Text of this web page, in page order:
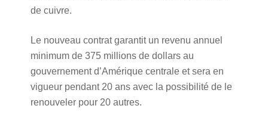
de cuivre.
Le nouveau contrat garantit un revenu annuel
minimum de 375 millions de dollars au
gouvernement d’Amérique centrale et sera en
vigueur pendant 20 ans avec la possibilité de le
renouveler pour 20 autres.